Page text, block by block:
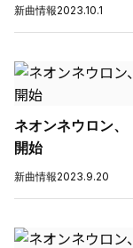
新曲情報2023.10.1
ネオンネウロン
開始
新曲情報2023.9.20